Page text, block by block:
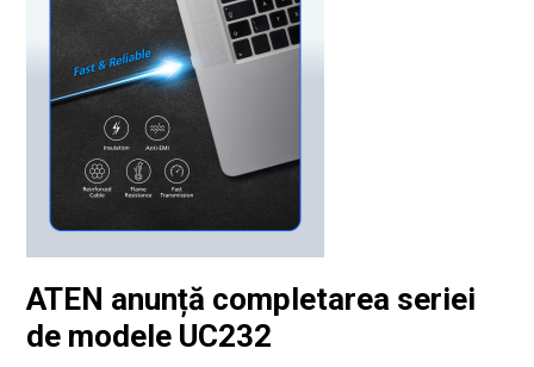
ATEN anunță completarea seriei
de modele UC232